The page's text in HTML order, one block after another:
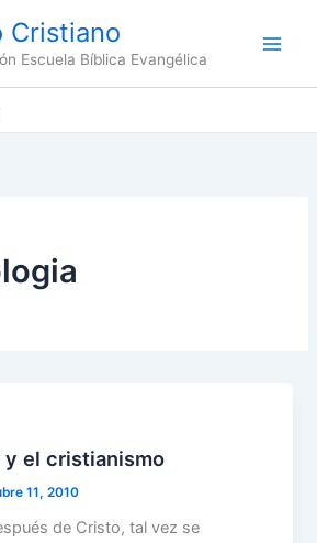
Cristiano
Escuela Bíblica Evangélica
y el cristianismo
11, 2010
de Cristo, tal vez se